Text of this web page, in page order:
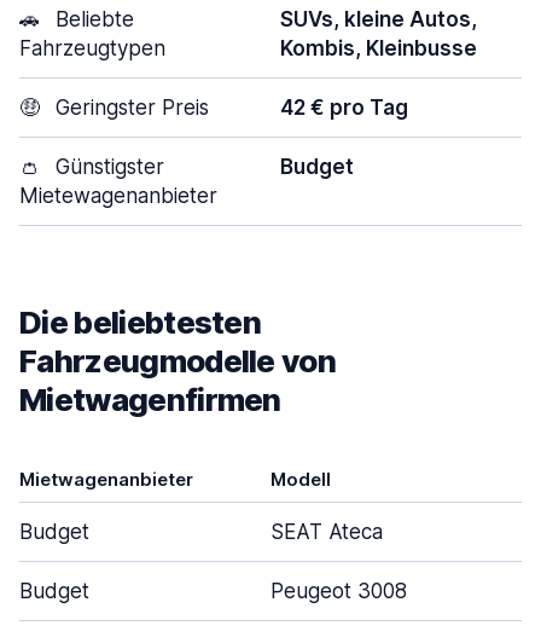
🚗
Beliebte
Fahrzeugtypen
SUVs, kleine Autos,
Kombis, Kleinbusse
🤑 Geringster Preis 42 € pro Tag
👛
Günstigster
Mietewagenanbieter
Budget
Die beliebtesten
Fahrzeugmodelle von
Mietwagenfirmen
Mietwagenanbieter Modell
Budget SEAT Ateca
Budget Peugeot 3008